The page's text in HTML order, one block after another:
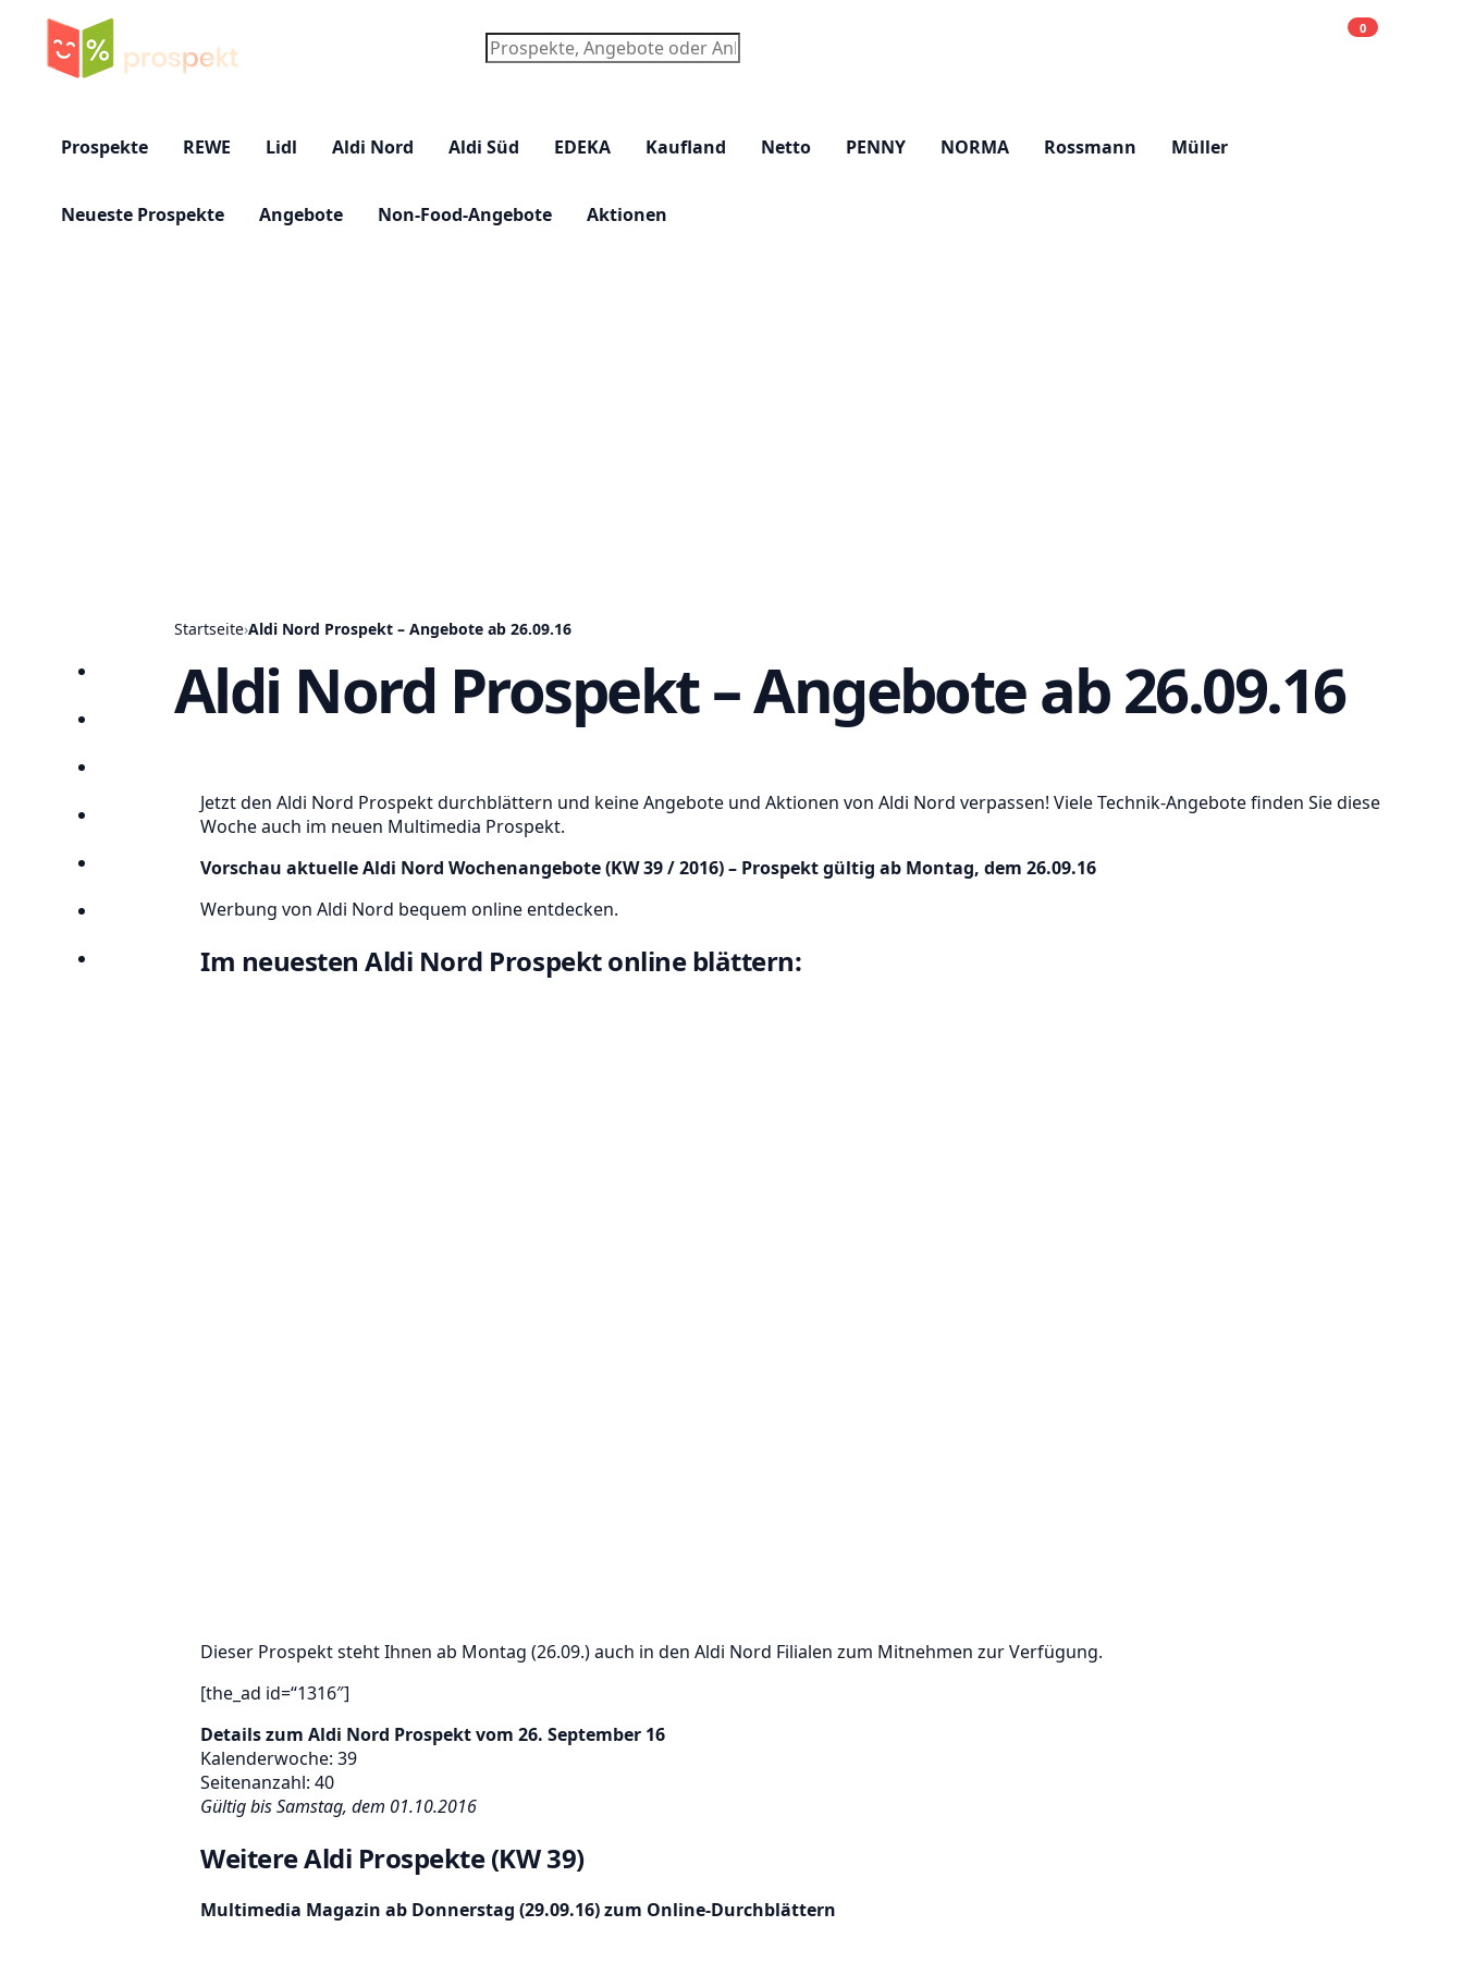
Suchen
0
Prospekte REWE Lidl Aldi Nord Aldi Süd EDEKA Kaufland Netto PENNY NORMA Rossmann Müller
Neueste Prospekte Angebote Non-Food-Angebote Aktionen
Startseite
Lieblingsprospekte
Startseite›Aldi Nord Prospekt – Angebote ab 26.09.16
Aldi Nord Prospekt – Angebote ab 26.09.16
Jetzt den Aldi Nord Prospekt durchblättern und keine Angebote und Aktionen von Aldi Nord verpassen! Viele Technik-Angebote finden Sie diese
Woche auch im neuen Multimedia Prospekt.
Vorschau aktuelle Aldi Nord Wochenangebote (KW 39 / 2016) – Prospekt gültig ab Montag, dem 26.09.16
Werbung von Aldi Nord bequem online entdecken.
Im neuesten Aldi Nord Prospekt online blättern:
Dieser Prospekt steht Ihnen ab Montag (26.09.) auch in den Aldi Nord Filialen zum Mitnehmen zur Verfügung.
[the_ad id=“1316″]
Details zum Aldi Nord Prospekt vom 26. September 16
Kalenderwoche: 39
Seitenanzahl: 40
Gültig bis Samstag, dem 01.10.2016
Weitere Aldi Prospekte (KW 39)
Multimedia Magazin ab Donnerstag (29.09.16) zum Online-Durchblättern